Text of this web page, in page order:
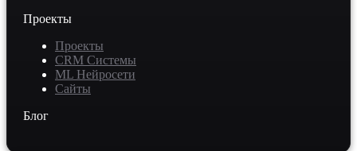
Проекты
Проекты
CRM Системы
ML Нейросети
Сайты
Блог